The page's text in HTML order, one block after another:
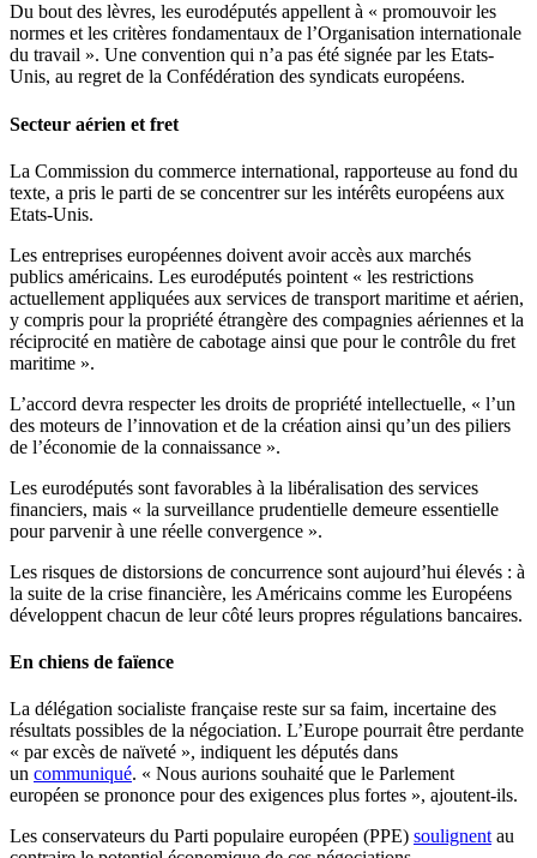
Du bout des lèvres, les eurodéputés appellent à « promouvoir les
normes et les critères fondamentaux de l’Organisation internationale
du travail ». Une convention qui n’a pas été signée par les Etats-
Unis, au regret de la Confédération des syndicats européens.
Secteur aérien et fret
La Commission du commerce international, rapporteuse au fond du
texte, a pris le parti de se concentrer sur les intérêts européens aux
Etats-Unis.
Les entreprises européennes doivent avoir accès aux marchés
publics américains. Les eurodéputés pointent « les restrictions
actuellement appliquées aux services de transport maritime et aérien,
y compris pour la propriété étrangère des compagnies aériennes et la
réciprocité en matière de cabotage ainsi que pour le contrôle du fret
maritime ».
L’accord devra respecter les droits de propriété intellectuelle, « l’un
des moteurs de l’innovation et de la création ainsi qu’un des piliers
de l’économie de la connaissance ».
Les eurodéputés sont favorables à la libéralisation des services
financiers, mais « la surveillance prudentielle demeure essentielle
pour parvenir à une réelle convergence ».
Les risques de distorsions de concurrence sont aujourd’hui élevés : à
la suite de la crise financière, les Américains comme les Européens
développent chacun de leur côté leurs propres régulations bancaires.
En chiens de faïence
La délégation socialiste française reste sur sa faim, incertaine des
résultats possibles de la négociation. L’Europe pourrait être perdante
« par excès de naïveté », indiquent les députés dans
un communiqué. « Nous aurions souhaité que le Parlement
européen se prononce pour des exigences plus fortes », ajoutent-ils.
Les conservateurs du Parti populaire européen (PPE) soulignentau